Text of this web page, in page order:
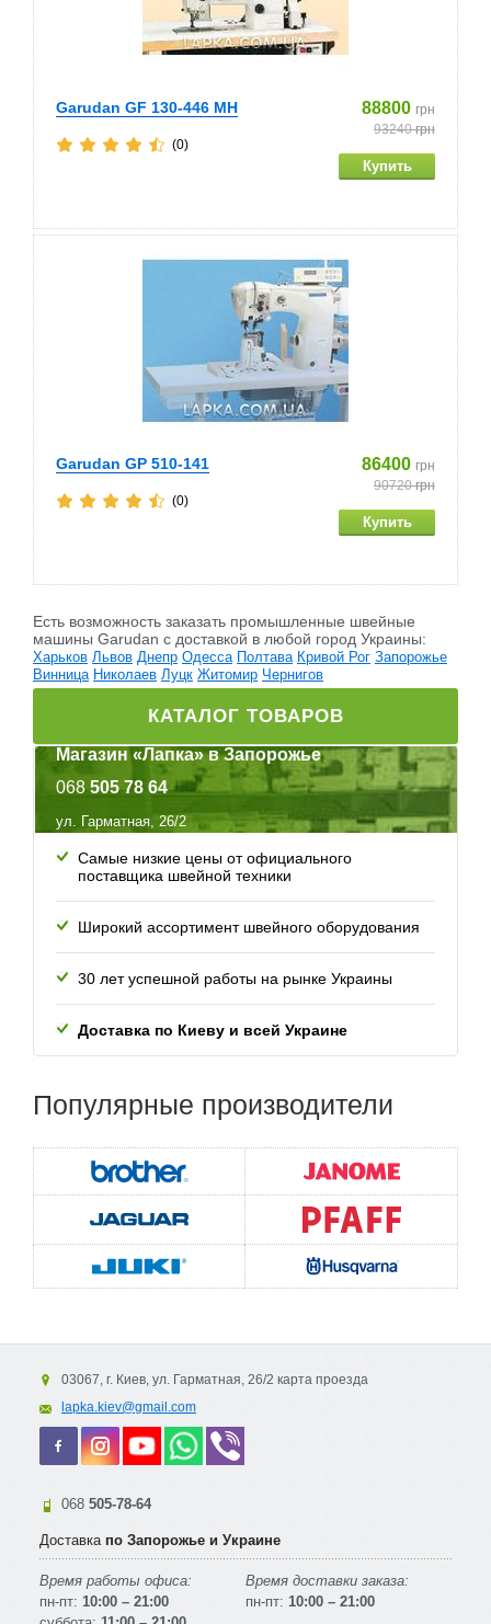
Garudan GF 130-446 MH 88800 грн
93240грн
(0)
Garudan GP 510-141 86400 грн
90720грн
(0)
Есть возможность заказать промышленные швейные
машины Garudan c доставкой в любой город Украины:
Харьков Львов Днепр Одесса Полтава Кривой Рог Запорожье
Винница Николаев Луцк Житомир Чернигов
КАТАЛОГ ТОВАРОВ
Магазин «Лапка» в Запорожье
068 505 78 64
ул. Гарматная, 26/2
Самые низкие цены от официального
поставщика швейной техники
Широкий ассортимент швейного оборудования
30 лет успешной работы на рынке Украины
Доставка по Киеву и всей Украине
Популярные производители
03067, г. Киев, ул. Гарматная, 26/2 карта проезда
lapka.kiev@gmail.com
068 505-78-64
Доставка по Запорожье и Украине
Время работы офиса:
пн-пт: 10:00 – 21:00
Время доставки заказа:
пн-пт: 10:00 – 21:00